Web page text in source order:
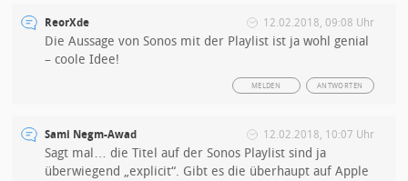
ReorXde 12.02.2018, 09:08 Uhr
Die Aussage von Sonos mit der Playlist ist ja wohl genial
– coole Idee!
ANTWORTEN
MELDEN
Sami Negm-Awad 12.02.2018, 10:07 Uhr
Sagt mal… die Titel auf der Sonos Playlist sind ja
überwiegend „explicit“. Gibt es die überhaupt auf Apple